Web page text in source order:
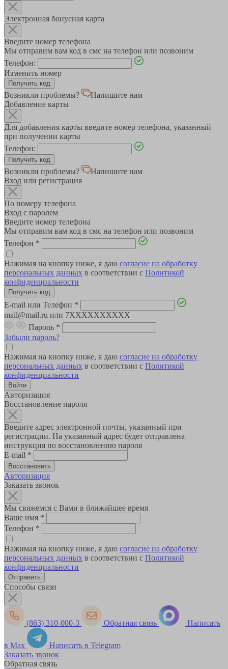
Электронная бонусная карта
Введите номер телефона
Мы отправим вам код в смс на телефон или позвоним
Телефон:
Изменить номер
Возникли проблемы?
Напишите нам
Добавление карты
Для добавления карты введите номер телефона, указанный
при получении карты
Телефон:
Возникли проблемы?
Напишите нам
Вход или регистрация
По номеру телефона
Вход с паролем
Введите номер телефона
Мы отправим вам код в смс на телефон или позвоним
Телефон *
Нажимая на кнопку ниже, я даю согласие на обработку
персональных данных в соответствии с Политикой
конфиденциальности
E-mail или Телефон *
mail@mail.ru или 7XXXXXXXXXX
Пароль *
Забыли пароль?
Нажимая на кнопку ниже, я даю согласие на обработку
персональных данных в соответствии с Политикой
конфиденциальности
Авторизация
Восстановление пароля
Введите адрес электронной почты, указанный при
регистрации. На указанный адрес будет отправлена
инструкция по восстановлению пароля
E-mail *
Авторизация
Заказать звонок
Мы свяжемся с Вами в ближайшее время
Ваше имя *
Телефон *
Нажимая на кнопку ниже, я даю согласие на обработку
персональных данных в соответствии с Политикой
конфиденциальности
Способы связи
(863) 310-000-3 Обратная связь Написать
в Max
Написать в Telegram
Заказать звонок
Обратная связь